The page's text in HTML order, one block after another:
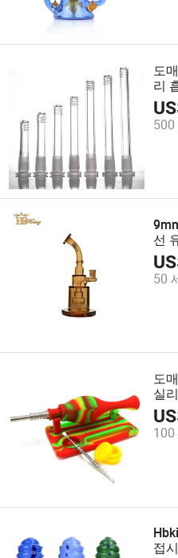
도
리
선
50
도
실
100
접